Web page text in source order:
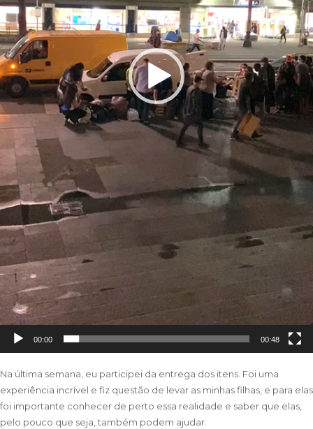
00:00 00:48
Na última semana, eu participei da entrega dos itens. Foi uma
experiência incrível e fiz questão de levar as minhas filhas, e para elas
foi importante conhecer de perto essa realidade e saber que elas,
pelo pouco que seja, também podem ajudar.